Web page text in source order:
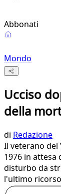
Abbonati
Mondo
Ucciso
della
di Redazione
Il veterano del
1976 in attesa
disturbo da
l'ultimo ricorso